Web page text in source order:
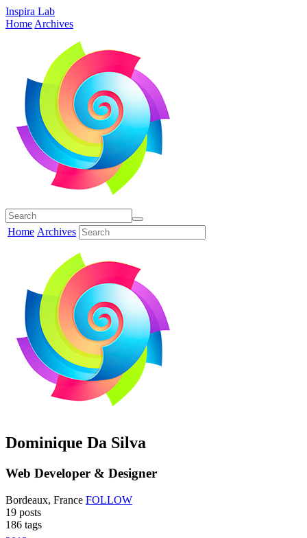
Inspira Lab
Home Archives
Home Archives
Dominique Da Silva
Web Developer & Designer
Bordeaux, France FOLLOW
19 posts
186 tags